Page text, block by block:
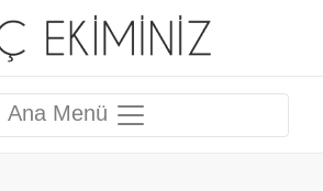
Ana Menü